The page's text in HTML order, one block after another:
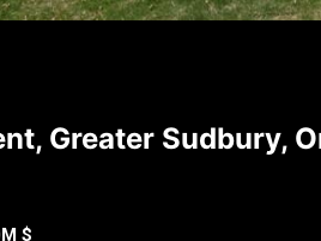
Greater Sudbury,
$